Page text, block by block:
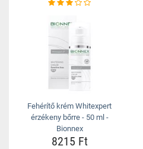
Fehérítő krém Whitexpert
érzékeny bőrre - 50 ml -
Bionnex
8215 Ft